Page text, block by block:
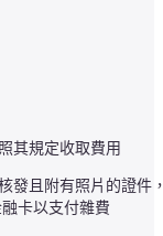
其規定收取費用
發且附有照片的證件
卡以支付雜費